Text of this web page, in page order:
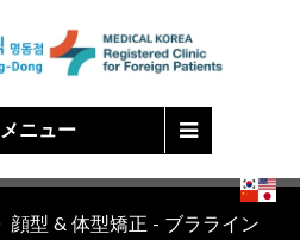
ニュー
Korean
English
顔型 & 体型矯正 - ブラライン